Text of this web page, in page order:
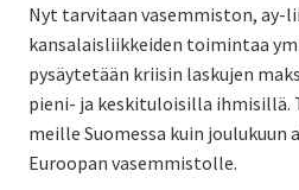
Nyt tarvitaan vasemmiston, ay-
kansalaisliikkeiden toimintaa
pysäytetään kriisin laskujen
pieni- ja keskituloisilla ihmisillä.
meille Suomessa kuin joulukuun
Euroopan vasemmistolle.